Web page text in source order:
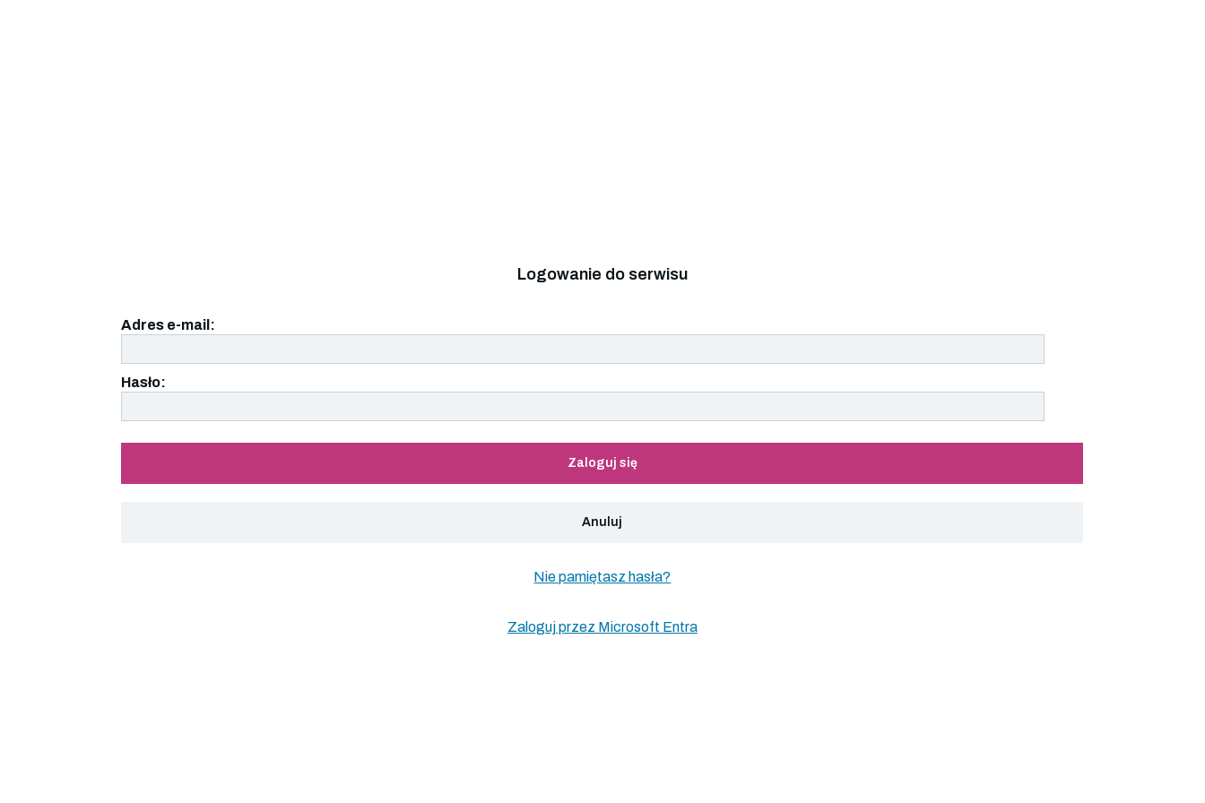
Logowanie do serwisu
Adres e-mail:
Hasło:
Zaloguj się
Anuluj
Nie pamiętasz hasła?
Zaloguj przez Microsoft Entra